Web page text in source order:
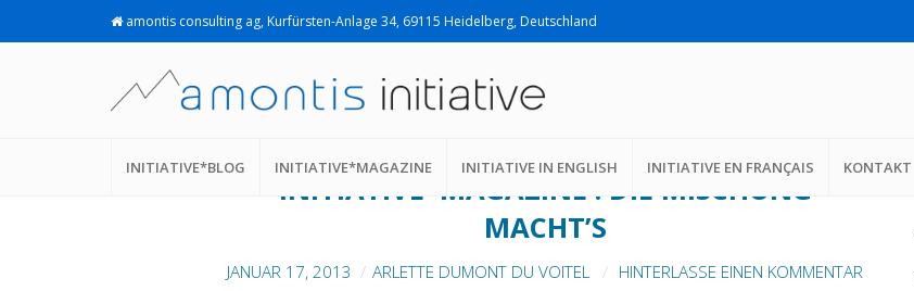
amontis consulting ag, Kurfürsten-Anlage 34, 69115 Heidelberg, Deutschland
INITIATIVE*BLOG INITIATIVE*MAGAZINE INITIATIVE IN ENGLISH INITIATIVE EN FRANÇAIS KONTAKT
QUALIFIZIERUNG
INITIATIVE*MAGAZINE : DIE MISCHUNG
MACHT’S
JANUAR 17, 2013 ARLETTE DUMONT DU VOITEL HINTERLASSE EINEN KOMMENTAR